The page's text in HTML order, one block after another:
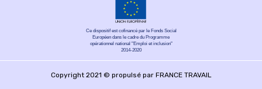
Ce dispositif est cofinancé par le Fonds Social
Européen dans le cadre du Programme
opérationnel national "Emploi et inclusion"
2014-2020
Copyright 2021 © propulsé par FRANCE TRAVAIL